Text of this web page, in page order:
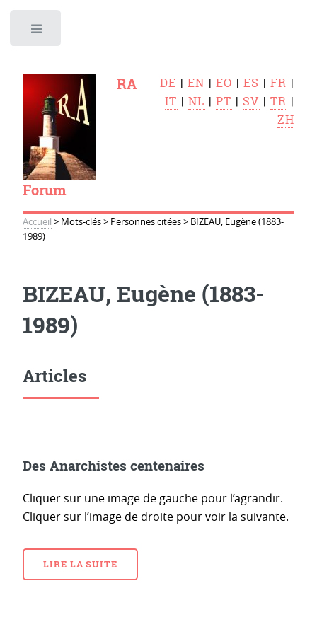
RA
Forum
DE |EN |EO |ES |FR |
IT |NL |PT | SV |TR |
ZH
Accueil > Mots-clés> Personnes citées> BIZEAU, Eugène (1883-
1989)
BIZEAU, Eugène (1883-
1989)
Articles
Des Anarchistes centenaires
Cliquer sur une image de gauche pour l’agrandir.
Cliquer sur l’image de droite pour voir la suivante.
LIRE LA SUITE